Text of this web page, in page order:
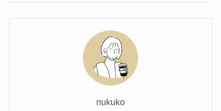
nukuko